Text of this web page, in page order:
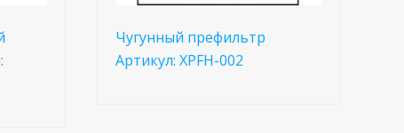
Чугунный префильтр
Артикул: XPFH-002